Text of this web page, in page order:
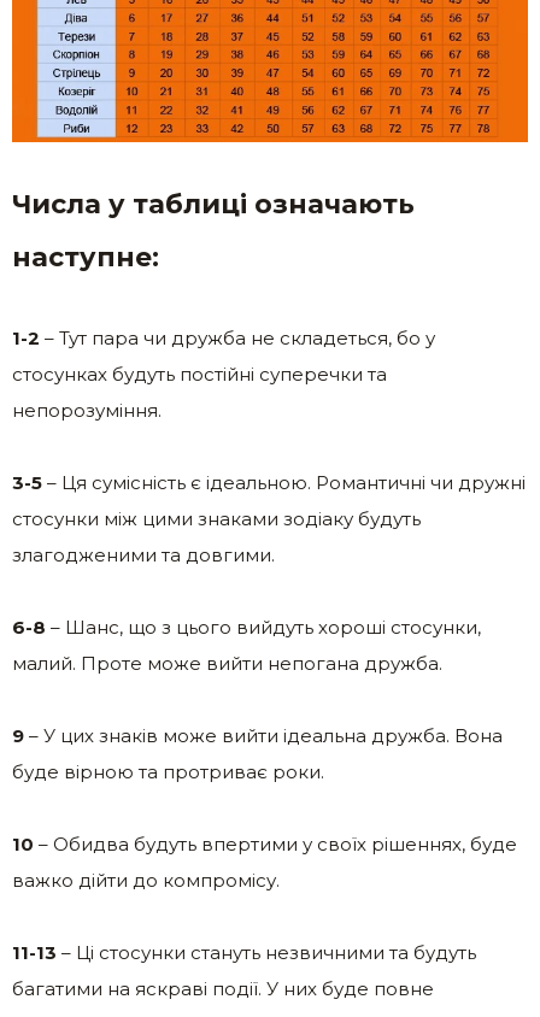
Числа у таблиці означають
наступне:
1-2 – Тут пара чи дружба не складеться, бо у
стосунках будуть постійні суперечки та
непорозуміння.
3-5 – Ця сумісність є ідеальною. Романтичні чи дружні
стосунки між цими знаками зодіаку будуть
злагодженими та довгими.
6-8 – Шанс, що з цього вийдуть хороші стосунки,
малий. Проте може вийти непогана дружба.
9 – У цих знаків може вийти ідеальна дружба. Вона
буде вірною та протриває роки.
10 – Обидва будуть впертими у своїх рішеннях, буде
важко дійти до компромісу.
11-13 – Ці стосунки стануть незвичними та будуть
багатими на яскраві події. У них буде повне